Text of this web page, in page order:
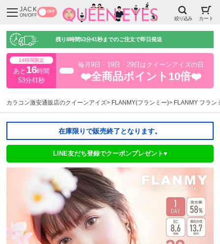
JACK
ON/OFF
OFF
絞り込み カート
残り8時間53分40秒までのご注文で即日発送
24時間限定
あと 16時間
53分40秒
毎月9日・19日・29日はクイーンアイズの日
❤️全商品ポイント10倍❤️
カラコン激安通販店のクイーンアイズ FLANMY(フランミー) FLANMY フラン
在庫限りで販売終了となります。
LINE友だち登録でクーポンプレゼント♥